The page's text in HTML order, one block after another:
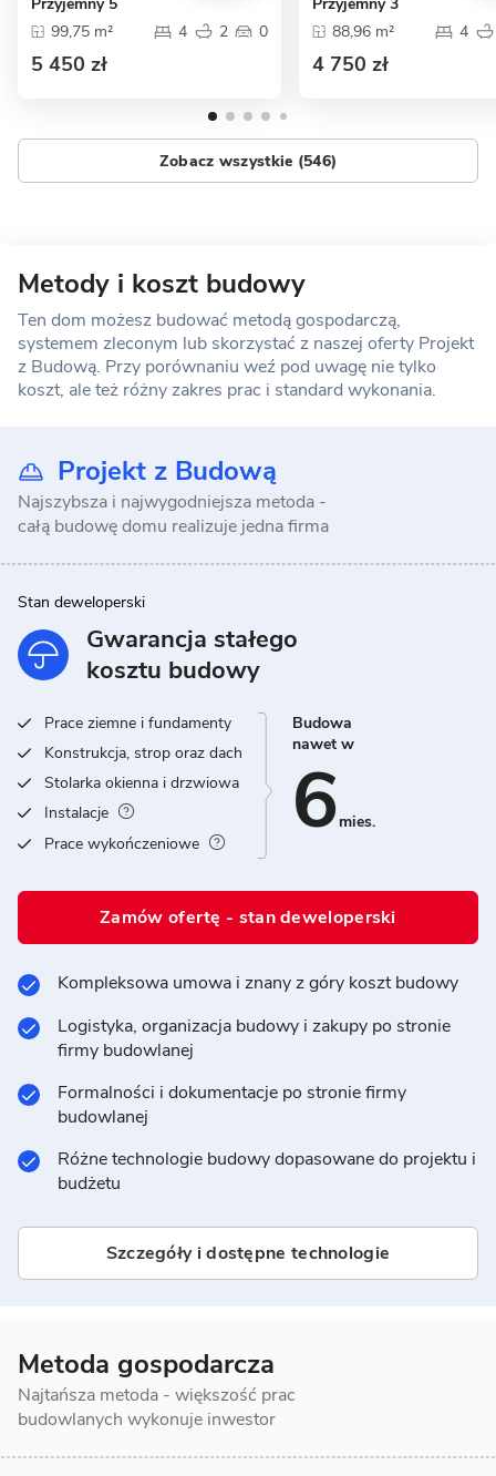
99,75 m²
4 2 0
5 450 zł
88,96 m²
4
4 750 zł
Zobacz wszystkie (546)
Metody i koszt budowy
Ten dom możesz budować metodą gospodarczą,
systemem zleconym lub skorzystać z naszej oferty Projekt
z Budową. Przy porównaniu weź pod uwagę nie tylko
koszt, ale też różny zakres prac i standard wykonania.
Metoda gospodarcza
Najtańsza metoda - większość prac
budowlanych wykonuje inwestor
Projekt z Budową
Najszybsza i najwygodniejsza metoda -
całą budowę domu realizuje jedna firma
Stan deweloperski
Gwarancja stałego
kosztu budowy
Prace ziemne i fundamenty
Konstrukcja, strop oraz dach
Stolarka okienna i drzwiowa
Instalacje
Prace wykończeniowe
Budowa
nawet w
6 mies.
Zamów ofertę - stan deweloperski
Kompleksowa umowa i znany z góry koszt budowy
Logistyka, organizacja budowy i zakupy po stronie
firmy budowlanej
Formalności i dokumentacje po stronie firmy
budowlanej
Różne technologie budowy dopasowane do projektu i
budżetu
Szczegóły i dostępne technologie